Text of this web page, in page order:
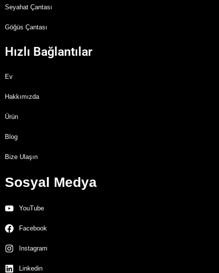
Seyahat Çantası
Göğüs Çantası
Hızlı Bağlantılar
Ev
Hakkımızda
Ürün
Blog
Bize Ulaşın
Sosyal Medya
YouTube
Facebook
Instagram
Linkedin